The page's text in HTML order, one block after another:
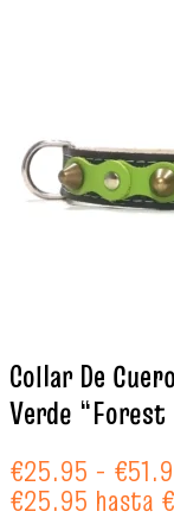
Collar De
Verde “Forest
€25.95 - €
€25.95 hasta